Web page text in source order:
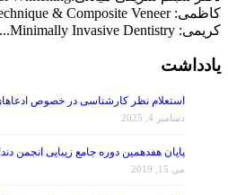
کریمی: Minimally Invasive Dentistry...
یادداشت
استعلام نظر کارشناسی در خصوص ادعاهای
دسامبر 4, 2025
پایان هفدهمین دوره جامع زیبایی انجمن
می 15, 2019